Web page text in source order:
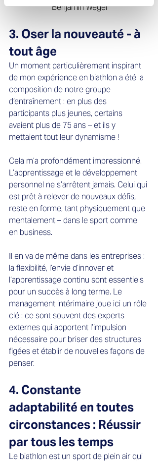
Benjamin Weger
3. Oser la nouveauté - à
tout âge
Un moment particulièrement inspirant
de mon expérience en biathlon a été la
composition de notre groupe
d’entraînement : en plus des
participants plus jeunes, certains
avaient plus de 75 ans – et ils y
mettaient tout leur dynamisme !
Cela m’a profondément impressionné.
L’apprentissage et le développement
personnel ne s’arrêtent jamais. Celui qui
est prêt à relever de nouveaux défis,
reste en forme, tant physiquement que
mentalement – dans le sport comme
en business.
Il en va de même dans les entreprises :
la flexibilité, l’envie d’innover et
l’apprentissage continu sont essentiels
pour un succès à long terme. Le
management intérimaire joue ici un rôle
clé : ce sont souvent des experts
externes qui apportent l’impulsion
nécessaire pour briser des structures
figées et établir de nouvelles façons de
penser.
4. Constante
adaptabilité en toutes
circonstances : Réussir
par tous les temps
Le biathlon est un sport de plein air qui